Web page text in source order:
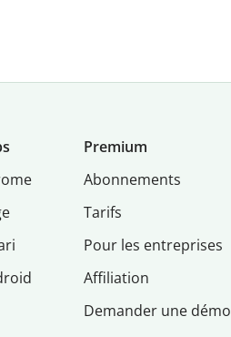
Premium
Abonnements
Tarifs
Pour les entreprises
Affiliation
Demander une démo